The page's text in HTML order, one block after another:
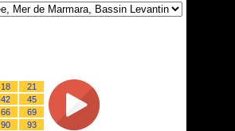
18
21
42
45
66
69
90 93